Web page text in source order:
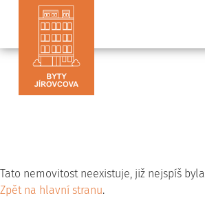
Tato nemovitost neexistuje, již nejspíš
Zpět na hlavní stranu.